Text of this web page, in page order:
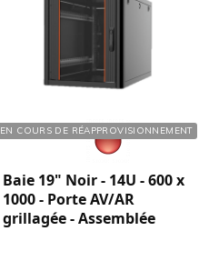
EN COURS DE RÉAPPROVISIONNEMENT
Réf. : 760142
Baie 19" Noir - 14U - 600 x
1000 - Porte AV/AR
grillagée - Assemblée